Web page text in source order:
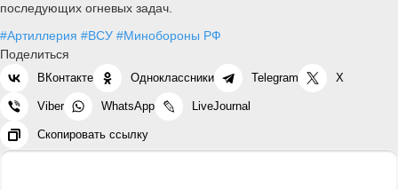
последующих огневых задач.
#Артиллерия #ВСУ #Минобороны РФ
Поделиться
ВКонтакте Одноклассники Telegram X
Viber WhatsApp LiveJournal
Скопировать ссылку